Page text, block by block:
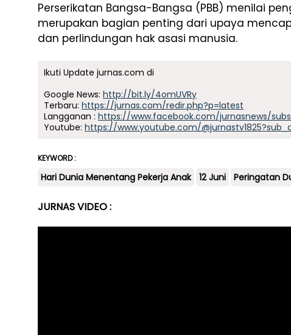
Perserikatan Bangsa-Bangsa (PBB) menilai
merupakan bagian penting dari upaya
dan perlindungan hak asasi manusia.
Ikuti Update jurnas.com di
Google News: http://bit.ly/4omUVRy
Terbaru: https://jurnas.com/redir.php?p=latest
Langganan : https://www.facebook.com/jurnasnews/
Youtube: https://www.youtube.com/
KEYWORD :
Hari Dunia Menentang Pekerja Anak 12 Juni Peringatan
JURNAS VIDEO :